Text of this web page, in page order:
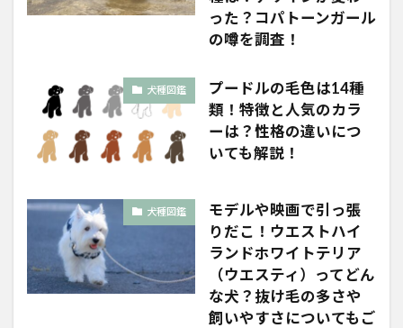
った？コパトーンガール
の噂を調査！
犬種図鑑
プードルの毛色は14種
類！特徴と人気のカラ
ーは？性格の違いにつ
いても解説！
犬種図鑑
モデルや映画で引っ張
りだこ！ウエストハイ
ランドホワイトテリア
（ウエスティ）ってどん
な犬？抜け毛の多さや
飼いやすさについてもご